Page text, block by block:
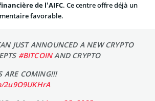
de l’AIFC. Ce centre offre déjà un
favorable.
JUST ANNOUNCED A NEW CRYPTO
#BITCOINAND CRYPTO
ARE COMING!!!